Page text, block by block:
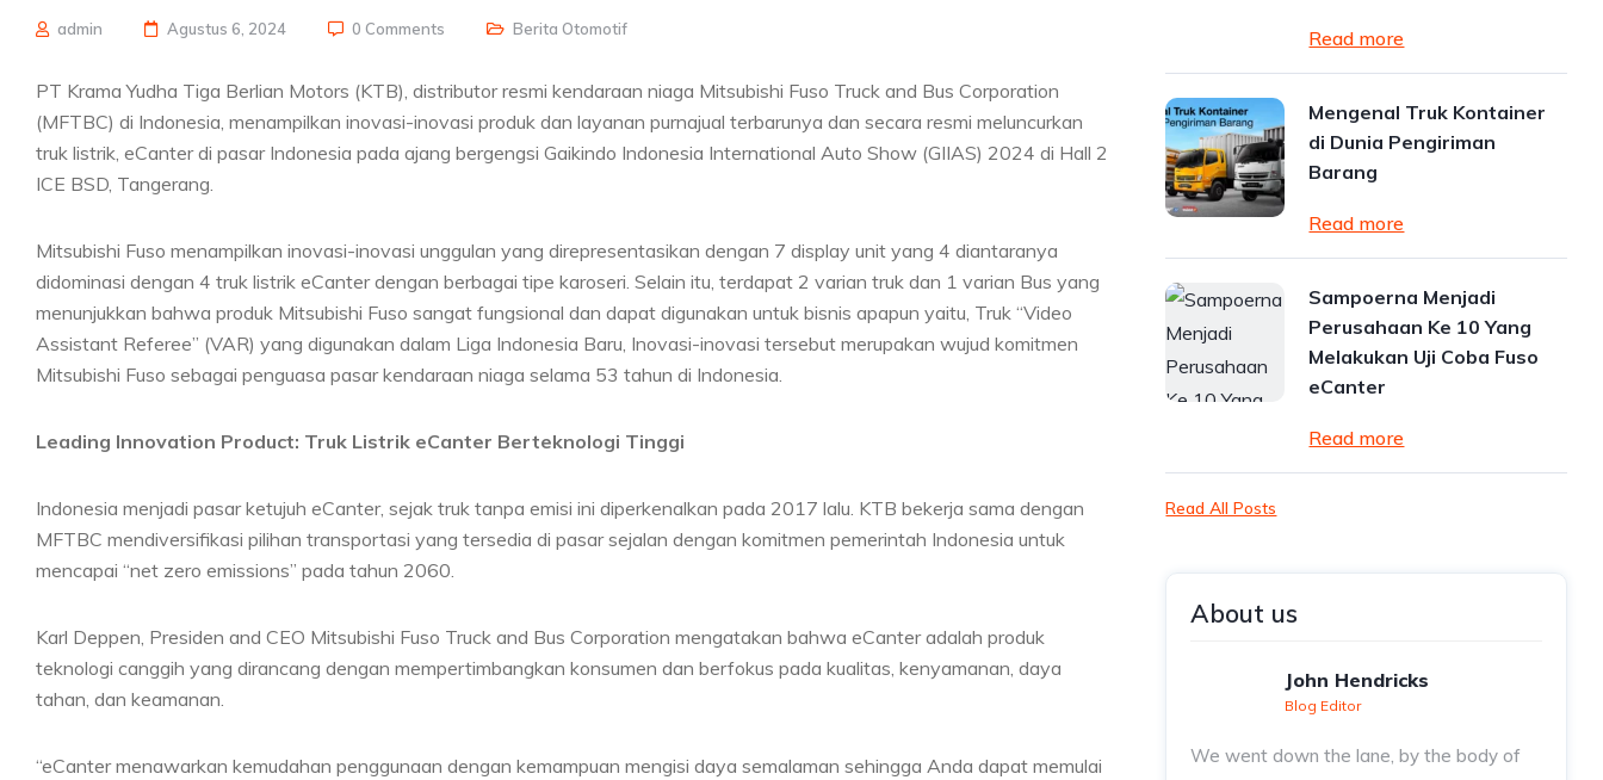
admin Agustus 6, 2024 0 Comments Berita Otomotif
PT Krama Yudha Tiga Berlian Motors (KTB), distributor resmi kendaraan niaga Mitsubishi Fuso Truck and Bus Corporation
(MFTBC) di Indonesia, menampilkan inovasi-inovasi produk dan layanan purnajual terbarunya dan secara resmi meluncurkan
truk listrik, eCanter di pasar Indonesia pada ajang bergengsi Gaikindo Indonesia International Auto Show (GIIAS) 2024 di Hall 2
ICE BSD, Tangerang.
Mitsubishi Fuso menampilkan inovasi-inovasi unggulan yang direpresentasikan dengan 7 display unit yang 4 diantaranya
didominasi dengan 4 truk listrik eCanter dengan berbagai tipe karoseri. Selain itu, terdapat 2 varian truk dan 1 varian Bus yang
menunjukkan bahwa produk Mitsubishi Fuso sangat fungsional dan dapat digunakan untuk bisnis apapun yaitu, Truk “Video
Assistant Referee” (VAR) yang digunakan dalam Liga Indonesia Baru, Inovasi-inovasi tersebut merupakan wujud komitmen
Mitsubishi Fuso sebagai penguasa pasar kendaraan niaga selama 53 tahun di Indonesia.
Leading Innovation Product: Truk Listrik eCanter Berteknologi Tinggi
Indonesia menjadi pasar ketujuh eCanter, sejak truk tanpa emisi ini diperkenalkan pada 2017 lalu. KTB bekerja sama dengan
MFTBC mendiversifikasi pilihan transportasi yang tersedia di pasar sejalan dengan komitmen pemerintah Indonesia untuk
mencapai “net zero emissions” pada tahun 2060.
Karl Deppen, Presiden and CEO Mitsubishi Fuso Truck and Bus Corporation mengatakan bahwa eCanter adalah produk
teknologi canggih yang dirancang dengan mempertimbangkan konsumen dan berfokus pada kualitas, kenyamanan, daya
tahan, dan keamanan.
“eCanter menawarkan kemudahan penggunaan dengan kemampuan mengisi daya semalaman sehingga Anda dapat memulai
Read more
Mengenal Truk Kontainer
di Dunia Pengiriman
Barang
Read more
Sampoerna Menjadi
Perusahaan Ke 10 Yang
Melakukan Uji Coba Fuso
eCanter
Read more
Read All Posts
About us
John Hendricks
Blog Editor
We went down the lane, by the body of